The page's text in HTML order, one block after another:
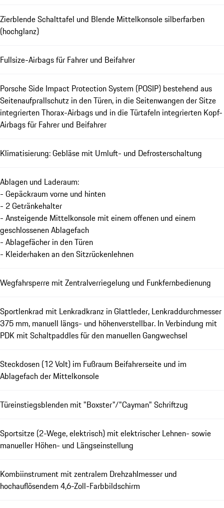
Zierblende Schalttafel und Blende Mittelkonsole silberfarben
(hochglanz)
Fullsize-Airbags für Fahrer und Beifahrer
Porsche Side Impact Protection System (POSIP) bestehend aus
Seitenaufprallschutz in den Türen, in die Seitenwangen der Sitze
integrierten Thorax-Airbags und in die Türtafeln integrierten Kopf-
Airbags für Fahrer und Beifahrer
Klimatisierung: Gebläse mit Umluft- und Defrosterschaltung
Ablagen und Laderaum:
- Gepäckraum vorne und hinten
- 2 Getränkehalter
- Ansteigende Mittelkonsole mit einem offenen und einem
geschlossenen Ablagefach
- Ablagefächer in den Türen
- Kleiderhaken an den Sitzrückenlehnen
Wegfahrsperre mit Zentralverriegelung und Funkfernbedienung
Sportlenkrad mit Lenkradkranz in Glattleder, Lenkraddurchmesser
375 mm, manuell längs- und höhenverstellbar. In Verbindung mit
PDK mit Schaltpaddles für den manuellen Gangwechsel
Steckdosen (12 Volt) im Fußraum Beifahrerseite und im
Ablagefach der Mittelkonsole
Türeinstiegsblenden mit "Boxster"/"Cayman" Schriftzug
Sportsitze (2-Wege, elektrisch) mit elektrischer Lehnen- sowie
manueller Höhen- und Längseinstellung
Kombiinstrument mit zentralem Drehzahlmesser und
hochauflösendem 4,6-Zoll-Farbbildschirm